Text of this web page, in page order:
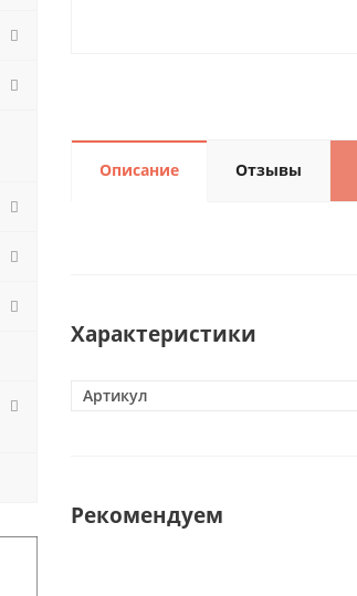
Описание Отзывы
Характеристики
Артикул
Рекомендуем